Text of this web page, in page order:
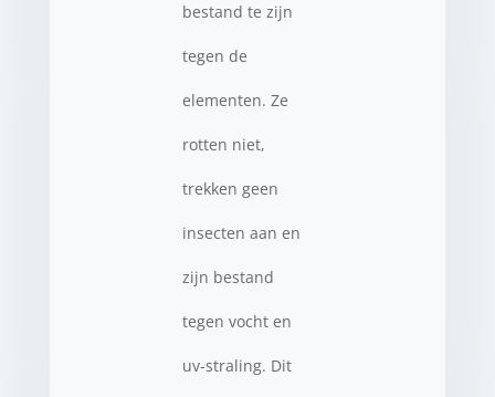
bestand te zijn
tegen de
elementen. Ze
rotten niet,
trekken geen
insecten aan en
zijn bestand
tegen vocht en
uv-straling. Dit